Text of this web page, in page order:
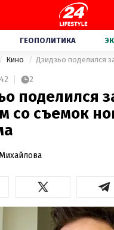
ГЕОПОЛИТИКА
Кино
2
поделился
со съемок